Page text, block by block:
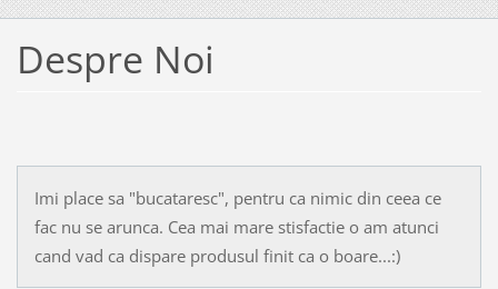
Despre Noi
Imi place sa "bucataresc", pentru ca nimic din ceea ce
fac nu se arunca. Cea mai mare stisfactie o am atunci
cand vad ca dispare produsul finit ca o boare...:)